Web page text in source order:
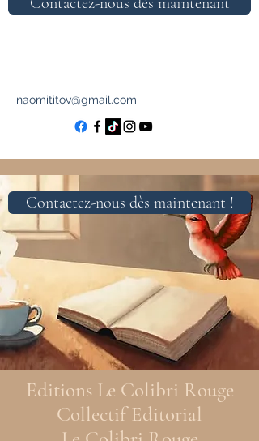
naomititov@gmail.com
Contactez-nous dès maintenant !
Editions Le Colibri Rouge
Collectif Editorial